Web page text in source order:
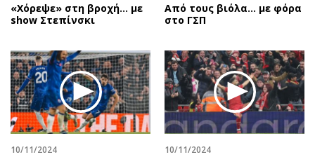
«Χόρεψε» στη βροχή… με
show Στεπίνσκι
Από τους βιόλα... με φόρα
στο ΓΣΠ
10/11/2024 10/11/2024